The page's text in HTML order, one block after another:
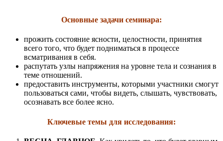
Основные задачи семинара:
прожить состояние ясности, целостности, принятия
всего того, что будет подниматься в процессе
всматривания в себя.
распутать узлы напряжения на уровне тела и сознания в
теме отношений.
предоставить инструменты, которыми участники смогут
пользоваться сами, чтобы видеть, слышать, чувствовать,
осознавать все более ясно.
Ключевые темы для исследования: